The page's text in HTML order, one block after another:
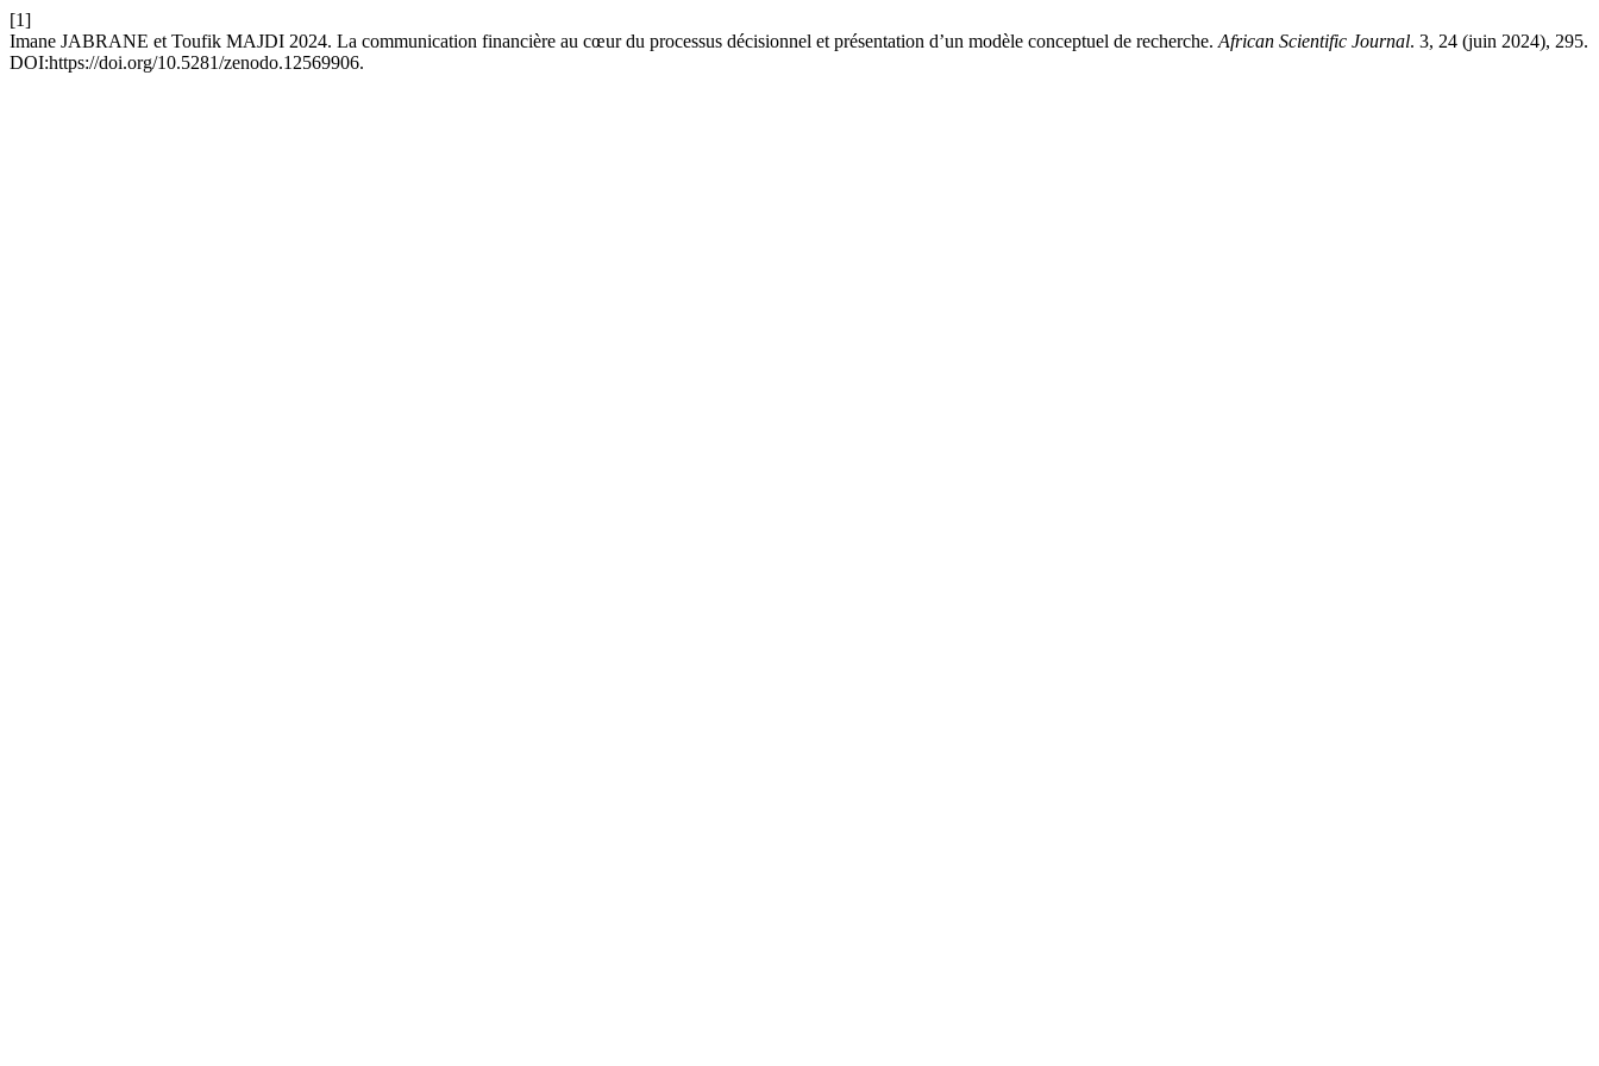
[1]
Imane JABRANE et Toufik MAJDI 2024. La communication financière au cœur du processus décisionnel et présentation d’un modèle conceptuel de recherche. African Scientific Journal. 3, 24 (juin 2024), 295.
DOI:https://doi.org/10.5281/zenodo.12569906.